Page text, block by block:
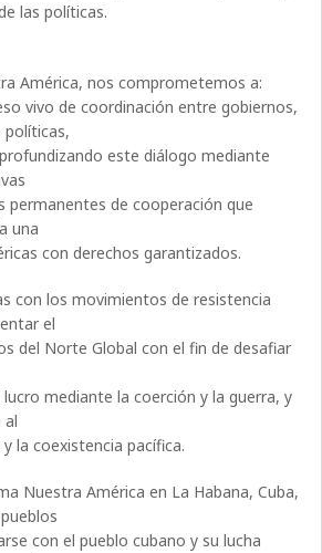
las políticas.
América, nos comprometemos a:
vivo de coordinación entre gobiernos,
este diálogo mediante
permanentes de cooperación que
una
con derechos garantizados.
con los movimientos de resistencia
el
del Norte Global con el fin de desafiar
mediante la coerción y la guerra, y
al
la coexistencia pacífica.
Nuestra América en La Habana, Cuba,
con el pueblo cubano y su lucha